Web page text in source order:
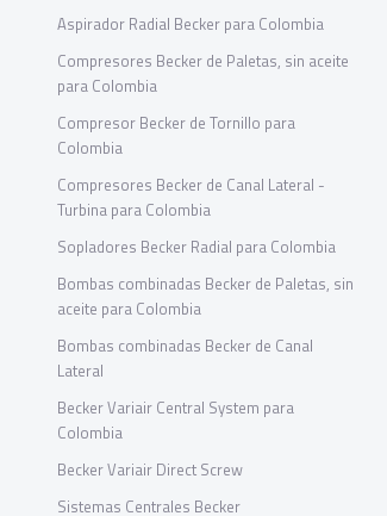
Aspirador Radial Becker para Colombia
Compresores Becker de Paletas, sin aceite
para Colombia
Compresor Becker de Tornillo para
Colombia
Compresores Becker de Canal Lateral -
Turbina para Colombia
Sopladores Becker Radial para Colombia
Bombas combinadas Becker de Paletas, sin
aceite para Colombia
Bombas combinadas Becker de Canal
Lateral
Becker Variair Central System para
Colombia
Becker Variair Direct Screw
Sistemas Centrales Becker